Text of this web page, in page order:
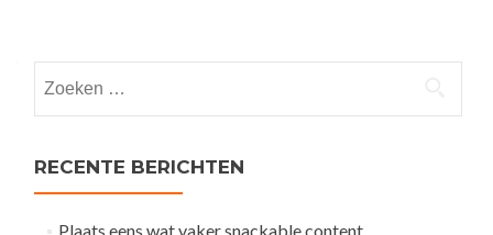
naar:
RECENTE BERICHTEN
Plaats eens wat vaker snackable content